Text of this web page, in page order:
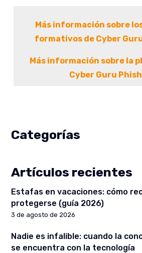
Categorías
Artículos recientes
Estafas en vacaciones: cómo
protegerse (guía 2026)
3 de agosto de 2026
Nadie es infalible: cuando la
se encuentra con la tecnología
Más información sobre
formativos de Cyber
Más información sobre la
Cyber Guru